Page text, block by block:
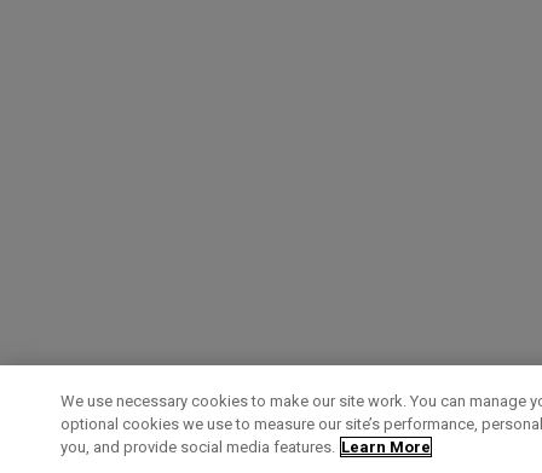
We use necessary cookies to make our site work. You can manage
optional cookies we use to measure our site’s performance,
you, and provide social media features. Learn More